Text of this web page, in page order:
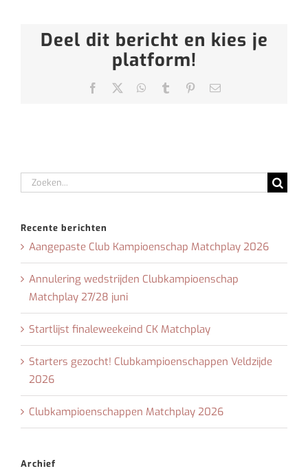
Deel dit bericht en kies je
platform!
Facebook WhatsApp
Tumblr Pinterest
E-
Zoeken
naar:
Recente berichten
Aangepaste Club Kampioenschap Matchplay 2026
Annulering wedstrijden Clubkampioenschap
Matchplay 27/28 juni
Startlijst finaleweekeind CK Matchplay
Starters gezocht! Clubkampioenschappen Veldzijde
2026
Clubkampioenschappen Matchplay 2026
Archief